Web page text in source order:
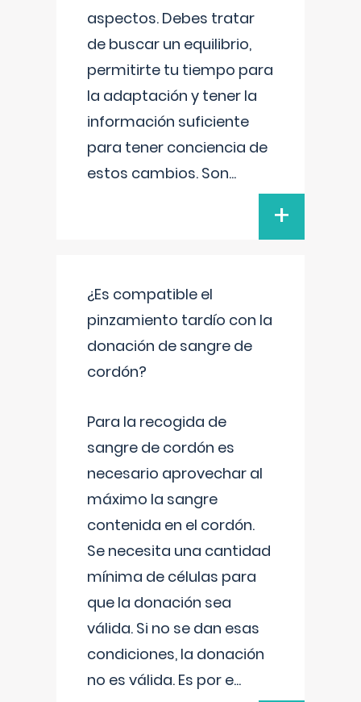
aspectos. Debes tratar
de buscar un equilibrio,
permitirte tu tiempo para
la adaptación y tener la
información suficiente
para tener conciencia de
estos cambios. Son...
+
¿Es compatible el
pinzamiento tardío con la
donación de sangre de
cordón?
Para la recogida de
sangre de cordón es
necesario aprovechar al
máximo la sangre
contenida en el cordón.
Se necesita una cantidad
mínima de células para
que la donación sea
válida. Si no se dan esas
condiciones, la donación
no es válida. Es por e...